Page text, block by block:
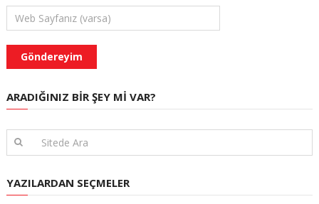
ARADIĞINIZ BIR ŞEY MI VAR?
YAZILARDAN SEÇMELER